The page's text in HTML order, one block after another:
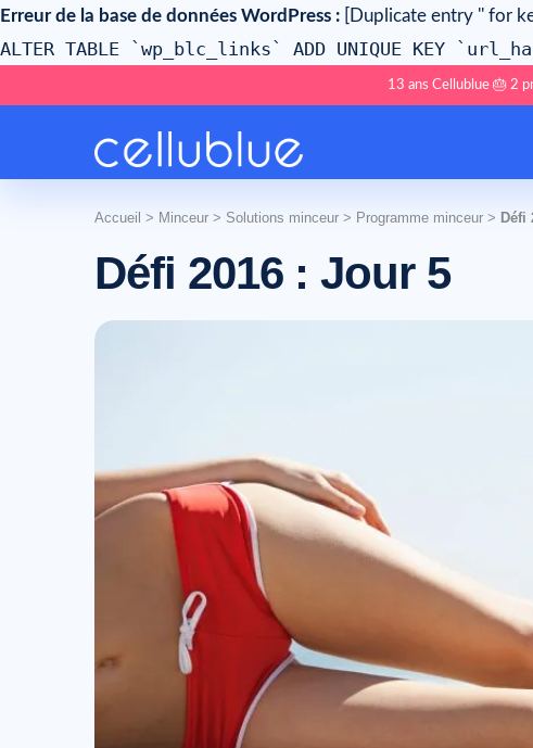
Erreur de la base de données WordPress : [Duplicate entry '' for
ALTER TABLE `wp_blc_links` ADD UNIQUE KEY
13 ans Cellublue 🎂 2
Accueil > Minceur > Solutions minceur > Programme minceur > Défi
Défi 2016 : Jour 5